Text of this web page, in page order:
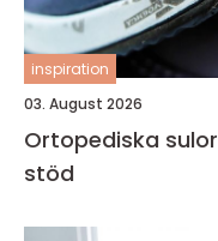
inspiration
03. August 2026
Ortopediska sulor när fötterna behöver mer
stöd